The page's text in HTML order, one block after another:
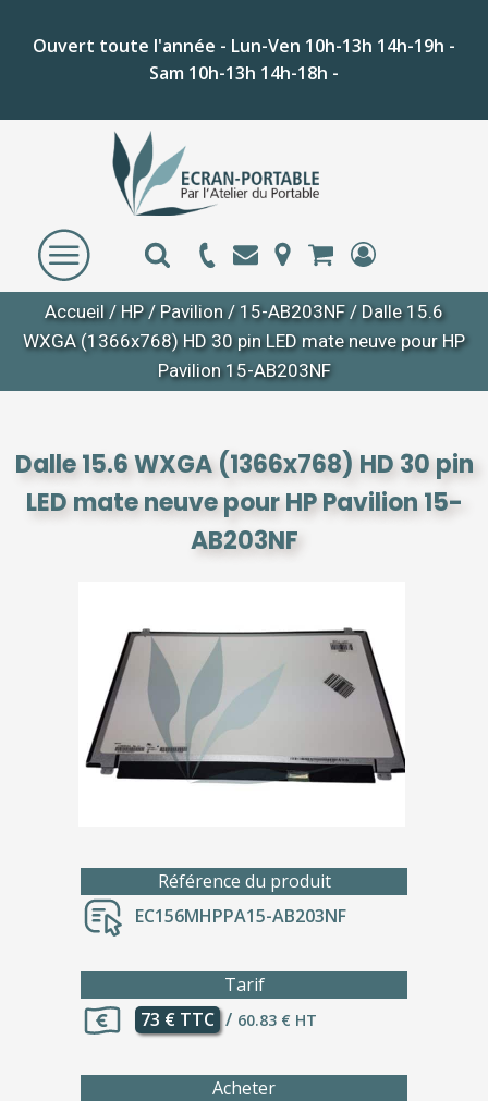
Ouvert toute l'année - Lun-Ven 10h-13h 14h-19h -
Sam 10h-13h 14h-18h -
Accueil/ HP / Pavilion/ 15-AB203NF / Dalle 15.6
WXGA (1366x768) HD 30 pin LED mate neuve pour HP
Pavilion 15-AB203NF
Dalle 15.6 WXGA (1366x768) HD 30 pin
LED mate neuve pour HP Pavilion 15-
AB203NF
Référence du produit
EC156MHPPA15-AB203NF
Tarif
73 € TTC / 60.83 € HT
Acheter